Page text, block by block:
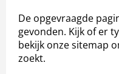
De opgevraagde
gevonden. Kijk of er
bekijk onze sitemap
zoekt.